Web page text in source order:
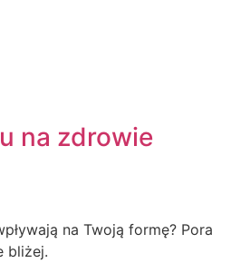
na zdrowie
na Twoją formę? Pora
bliżej.